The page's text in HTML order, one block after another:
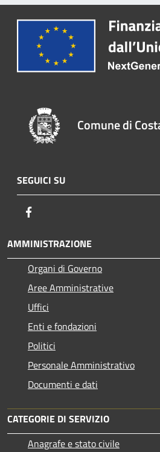
Comune di
SEGUICI SU
AMMINISTRAZIONE
Organi di Governo
Aree Amministrative
Uffici
Enti e fondazioni
Politici
Personale Amministrativo
Documenti e dati
CATEGORIE DI SERVIZIO
Anagrafe e stato civile